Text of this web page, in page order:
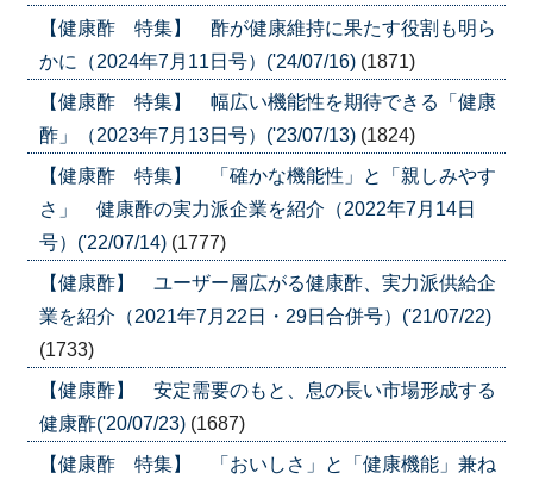
【健康酢 特集】 酢が健康維持に果たす役割も明ら
かに（2024年7月11日号）('24/07/16) (1871)
【健康酢 特集】 幅広い機能性を期待できる「健康
酢」（2023年7月13日号）('23/07/13) (1824)
【健康酢 特集】 「確かな機能性」と「親しみやす
さ」 健康酢の実力派企業を紹介（2022年7月14日
号）('22/07/14) (1777)
【健康酢】 ユーザー層広がる健康酢、実力派供給企
業を紹介（2021年7月22日・29日合併号）('21/07/22)
(1733)
【健康酢】 安定需要のもと、息の長い市場形成する
健康酢('20/07/23) (1687)
【健康酢 特集】 「おいしさ」と「健康機能」兼ね